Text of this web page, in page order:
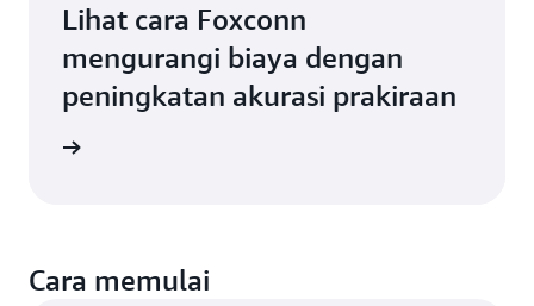
Lihat cara Foxconn
mengurangi biaya dengan
peningkatan akurasi prakiraan
Cara memulai